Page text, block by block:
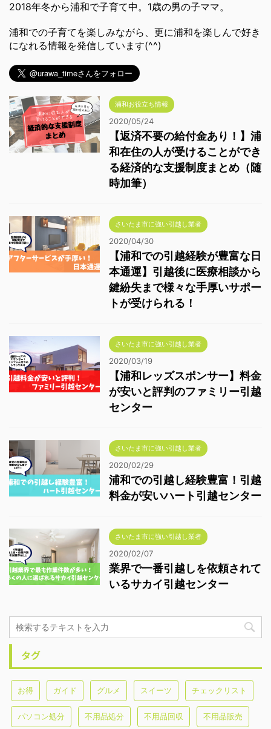
2018年冬から浦和で子育て中。1歳の男の子ママ。
浦和での子育てを楽しみながら、更に浦和を楽しんで好き
になれる情報を発信しています(^^)
浦和お役立ち情報
2020/05/24
【返済不要の給付金あり！】浦
和在住の人が受けることができ
る経済的な支援制度まとめ（随
時加筆）
さいたま市に強い引越し業者
2020/04/30
【浦和での引越経験が豊富な日
本通運】引越後に医療相談から
鍵紛失まで様々な手厚いサポー
トが受けられる！
さいたま市に強い引越し業者
2020/03/19
【浦和レッズスポンサー】料金
が安いと評判のファミリー引越
センター
さいたま市に強い引越し業者
2020/02/29
浦和での引越し経験豊富！引越
料金が安いハート引越センター
さいたま市に強い引越し業者
2020/02/07
業界で一番引越しを依頼されて
いるサカイ引越センター
タグ
お得 ガイド グルメ スイーツ チェックリスト
パソコン処分 不用品処分 不用品回収 不用品販売